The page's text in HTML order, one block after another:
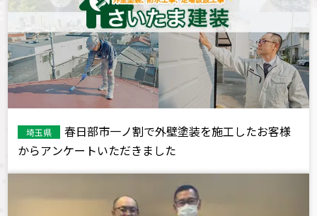
埼玉県
春日部市一ノ割で外壁塗装を施工したお客様
からアンケートいただきました